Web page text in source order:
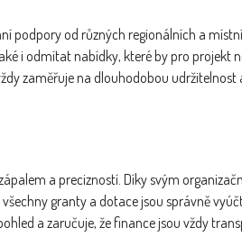
podpory od různých regionálních a
i odmítat nabídky, které by pro projekt
zaměřuje na dlouhodobou udržitelnost
a precizností. Díky svým
granty a dotace jsou správně
a zaručuje, že finance jsou vždy